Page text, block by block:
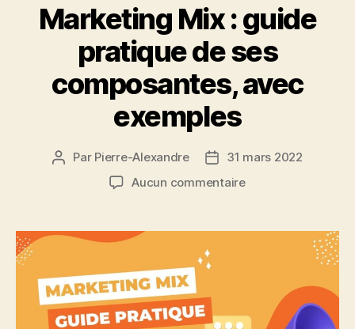
Marketing Mix : guide
pratique de ses
composantes, avec
exemples
Auteur
Par Pierre-Alexandre
Date31 mars 2022
Aucun commentairesur
:
composantes,